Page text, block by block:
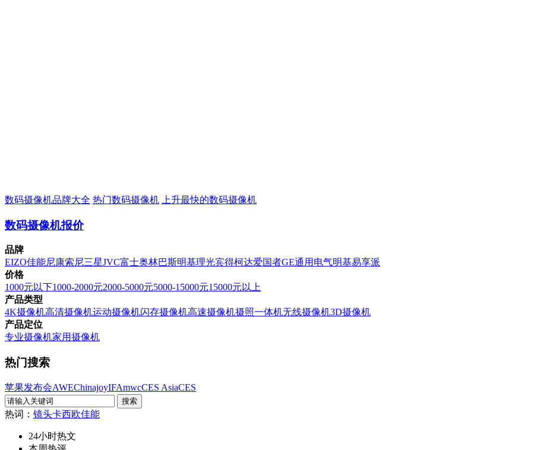
数码摄像机品牌大全 热门数码摄像机 上升最快的数码摄像机
数码摄像机报价
品牌
EIZO佳能尼康索尼三星JVC富士奥林巴斯明基理光宾得柯达爱国者GE通用电气明基易享派
价格
1000元以下1000-2000元2000-5000元5000-15000元15000元以上
产品类型
4K摄像机高清摄像机运动摄像机闪存摄像机高速摄像机摄照一体机无线摄像机3D摄像机
产品定位
专业摄像机家用摄像机
热门搜索
苹果发布会AWEChinajoyIFAmwcCES AsiaCES
热词： 镜头卡西欧佳能
24小时热文